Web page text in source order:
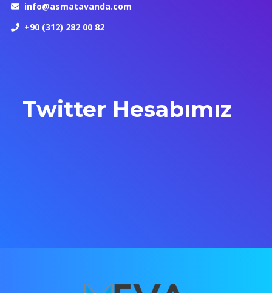
info@asmatavanda.com
+90 (312) 282 00 82
Twitter Hesabımız